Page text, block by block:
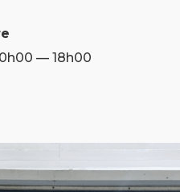
— 18h00